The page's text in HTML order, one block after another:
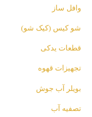
وافل ساز
شو کیس (کیک شو)
قطعات یدکی
تجهیزات قهوه
بویلر آب جوش
تصفیه آب